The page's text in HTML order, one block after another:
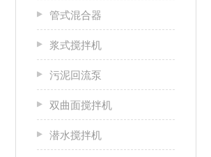
管式混合器
浆式搅拌机
污泥回流泵
双曲面搅拌机
潜水搅拌机